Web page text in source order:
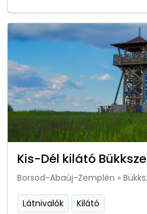
Kis-Dél kilátó
Borsod-Abaúj-Zemplén »
Látnivalók Kilátó